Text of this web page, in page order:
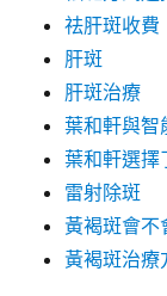
祛肝斑收費
肝斑
肝斑治療
葉和軒與智
葉和軒選擇
雷射除斑
黃褐斑會不
黃褐斑治療